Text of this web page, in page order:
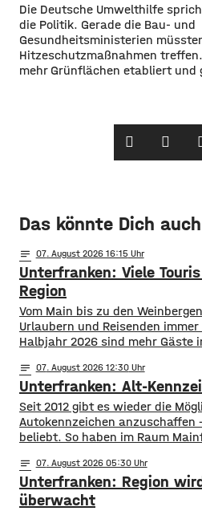
Die Deutsche Umwelthilfe
die Politik. Gerade die Bau- und
Gesundheitsministerien
Hitzeschutzmaßnahmen
mehr Grünflächen etabliert und
Das könnte Dich
notes 07. August 2026 16:15
Unterfranken: Viele
Region
Vom Main bis zu den
Urlaubern und Reisenden
Halbjahr 2026 sind mehr Gäste
Landesamts für Statistik
Januar und Juni über 1,3
angekommen, ein Plus von 2,8
notes 07. August 2026 12:30
Unterfranken: Alt-
Seit 2012 gibt es wieder die
Autokennzeichen anzuschaffen
beliebt. So haben im Raum
sind es mit rund 11.900 mit dem
Altlandkreis Ochsenfurt.
mit fast 8.800 und
notes 07. August 2026 05:30
Unterfranken: Region
überwacht